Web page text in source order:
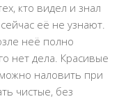
кто видел и знал
её не узнают.
неё полно
нет дела. Красивые
наловить при
чистые, без